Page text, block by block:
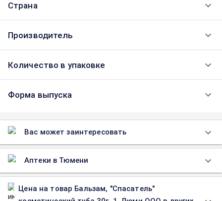
Страна
Производитель
Количество в упаковке
Форма выпуска
Вас может заинтересовать
Аптеки в Тюмени
Цена на товар Бальзам, "Спасатель"